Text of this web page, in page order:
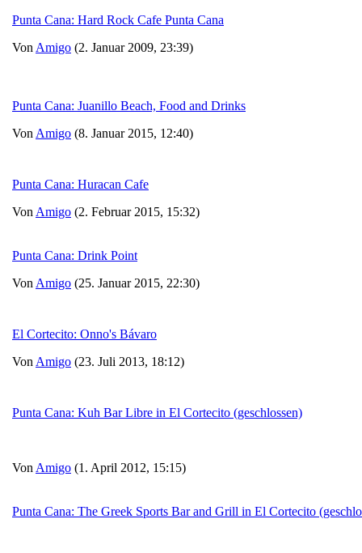
Punta Cana: Hard Rock Cafe Punta Cana
Von Amigo (2. Januar 2009, 23:39)
Punta Cana: Juanillo Beach, Food and Drinks
Von Amigo (8. Januar 2015, 12:40)
Punta Cana: Huracan Cafe
Von Amigo (2. Februar 2015, 15:32)
Punta Cana: Drink Point
Von Amigo (25. Januar 2015, 22:30)
El Cortecito: Onno's Bávaro
Von Amigo (23. Juli 2013, 18:12)
Punta Cana: Kuh Bar Libre in El Cortecito (geschlossen)
Von Amigo (1. April 2012, 15:15)
Punta Cana: The Greek Sports Bar and Grill in El Cortecito